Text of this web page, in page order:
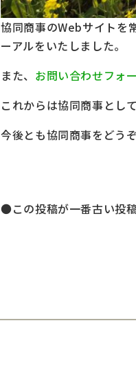
協同商事のWebサイトを
ーアルをいたしました。
また、 お問い合わせフォ
これからは協同商事とし
今後とも協同商事をどう
●この投稿が一番古い投稿